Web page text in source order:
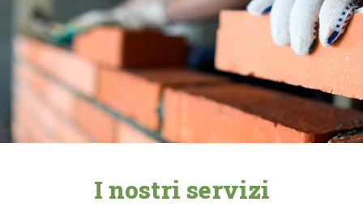
I nostri servizi